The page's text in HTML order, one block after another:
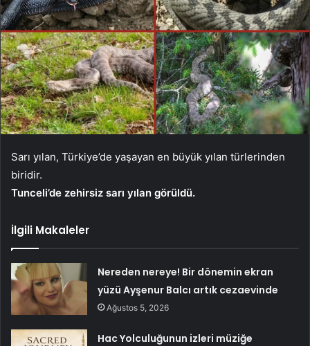
Sarı yılan, Türkiye’de yaşayan en büyük yılan türlerinden
biridir.
Tunceli’de zehirsiz sarı yılan görüldü.
İlgili Makaleler
Nereden nereye! Bir dönemin ekran
yüzü Ayşenur Balcı artık cezaevinde
Ağustos 5, 2026
Hac Yolculuğunun izleri müziğe